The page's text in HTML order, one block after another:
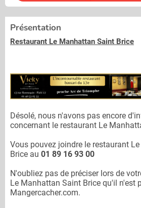
Présentation
Restaurant Le Manhattan Saint Brice
Désolé, nous n'avons pas encore
concernant le restaurant Le
Vous pouvez joindre le restaurant
Brice au 01 89 16 93 00
N'oubliez pas de préciser lors de
Le Manhattan Saint Brice qu'il n'est
Mangercacher.com.